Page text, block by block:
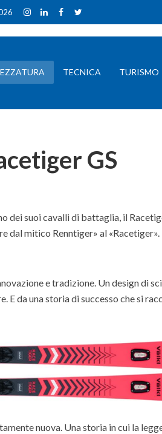
TECNICA TURISMO
GS
dei suoi cavalli di battaglia, il
dal mitico Renntiger» al «Racetiger».
e tradizione. Un design di sci
da una storia di successo che si
nuova. Una storia in cui la